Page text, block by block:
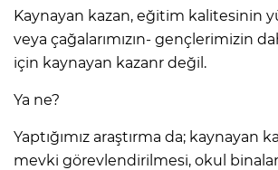
Kaynayan kazan, eğitim kalitesinin
veya çağalarımızın- gençlerimizin
için kaynayan kazanr değil.
Ya ne?
Yaptığımız araştırma da; kaynayan
mevki görevlendirilmesi, okul